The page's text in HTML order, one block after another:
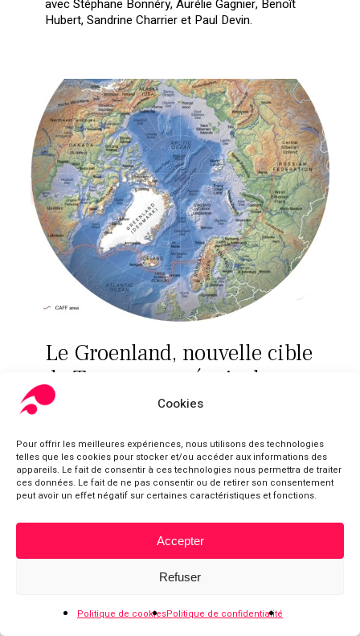
Cookies
Pour offrir les meilleures expériences, nous utilisons des technologies
telles que les cookies pour stocker et/ou accéder aux informations des
appareils. Le fait de consentir à ces technologies nous permettra de traiter
ces données. Le fait de ne pas consentir ou de retirer son consentement
peut avoir un effet négatif sur certaines caractéristiques et fonctions.
Accepter
Refuser
Politique de cookiesPolitique de confidentialité
avec Stéphane Bonnéry, Aurélie Gagnier, Benoît
Hubert, Sandrine Charrier et Paul Devin.
Le Groenland, nouvelle cible
de Trump, au mépris du
droit international et des
La fondation vous signale
Cette chronique de la revue Recherches
internationales est consacrée à la montée de la